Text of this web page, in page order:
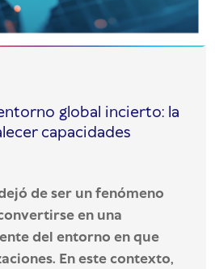
global incierto: la
capacidades
de ser un fenómeno
en una
del entorno en que
En este contexto,